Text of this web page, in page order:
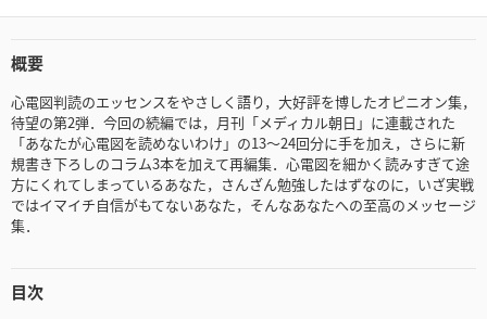
概要
心電図判読のエッセンスをやさしく語り，大好評を博したオピニオン集，
待望の第2弾．今回の続編では，月刊「メディカル朝日」に連載された
「あなたが心電図を読めないわけ」の13～24回分に手を加え，さらに新
規書き下ろしのコラム3本を加えて再編集．心電図を細かく読みすぎて途
方にくれてしまっているあなた，さんざん勉強したはずなのに，いざ実戦
ではイマイチ自信がもてないあなた，そんなあなたへの至高のメッセージ
集．
目次